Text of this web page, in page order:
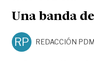
Una banda
RP REDACCIÓN PDM